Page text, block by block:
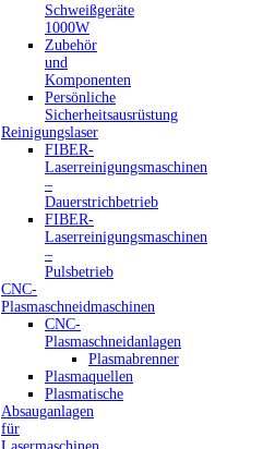
Schweißgeräte
1000W
Zubehör
und
Komponenten
Persönliche
Sicherheitsausrüstung
Reinigungslaser
FIBER-
Laserreinigungsmaschinen
–
Dauerstrichbetrieb
FIBER-
Laserreinigungsmaschinen
–
Pulsbetrieb
CNC-
Plasmaschneidmaschinen
CNC-
Plasmaschneidanlagen
Plasmabrenner
Plasmaquellen
Plasmatische
Absauganlagen
für